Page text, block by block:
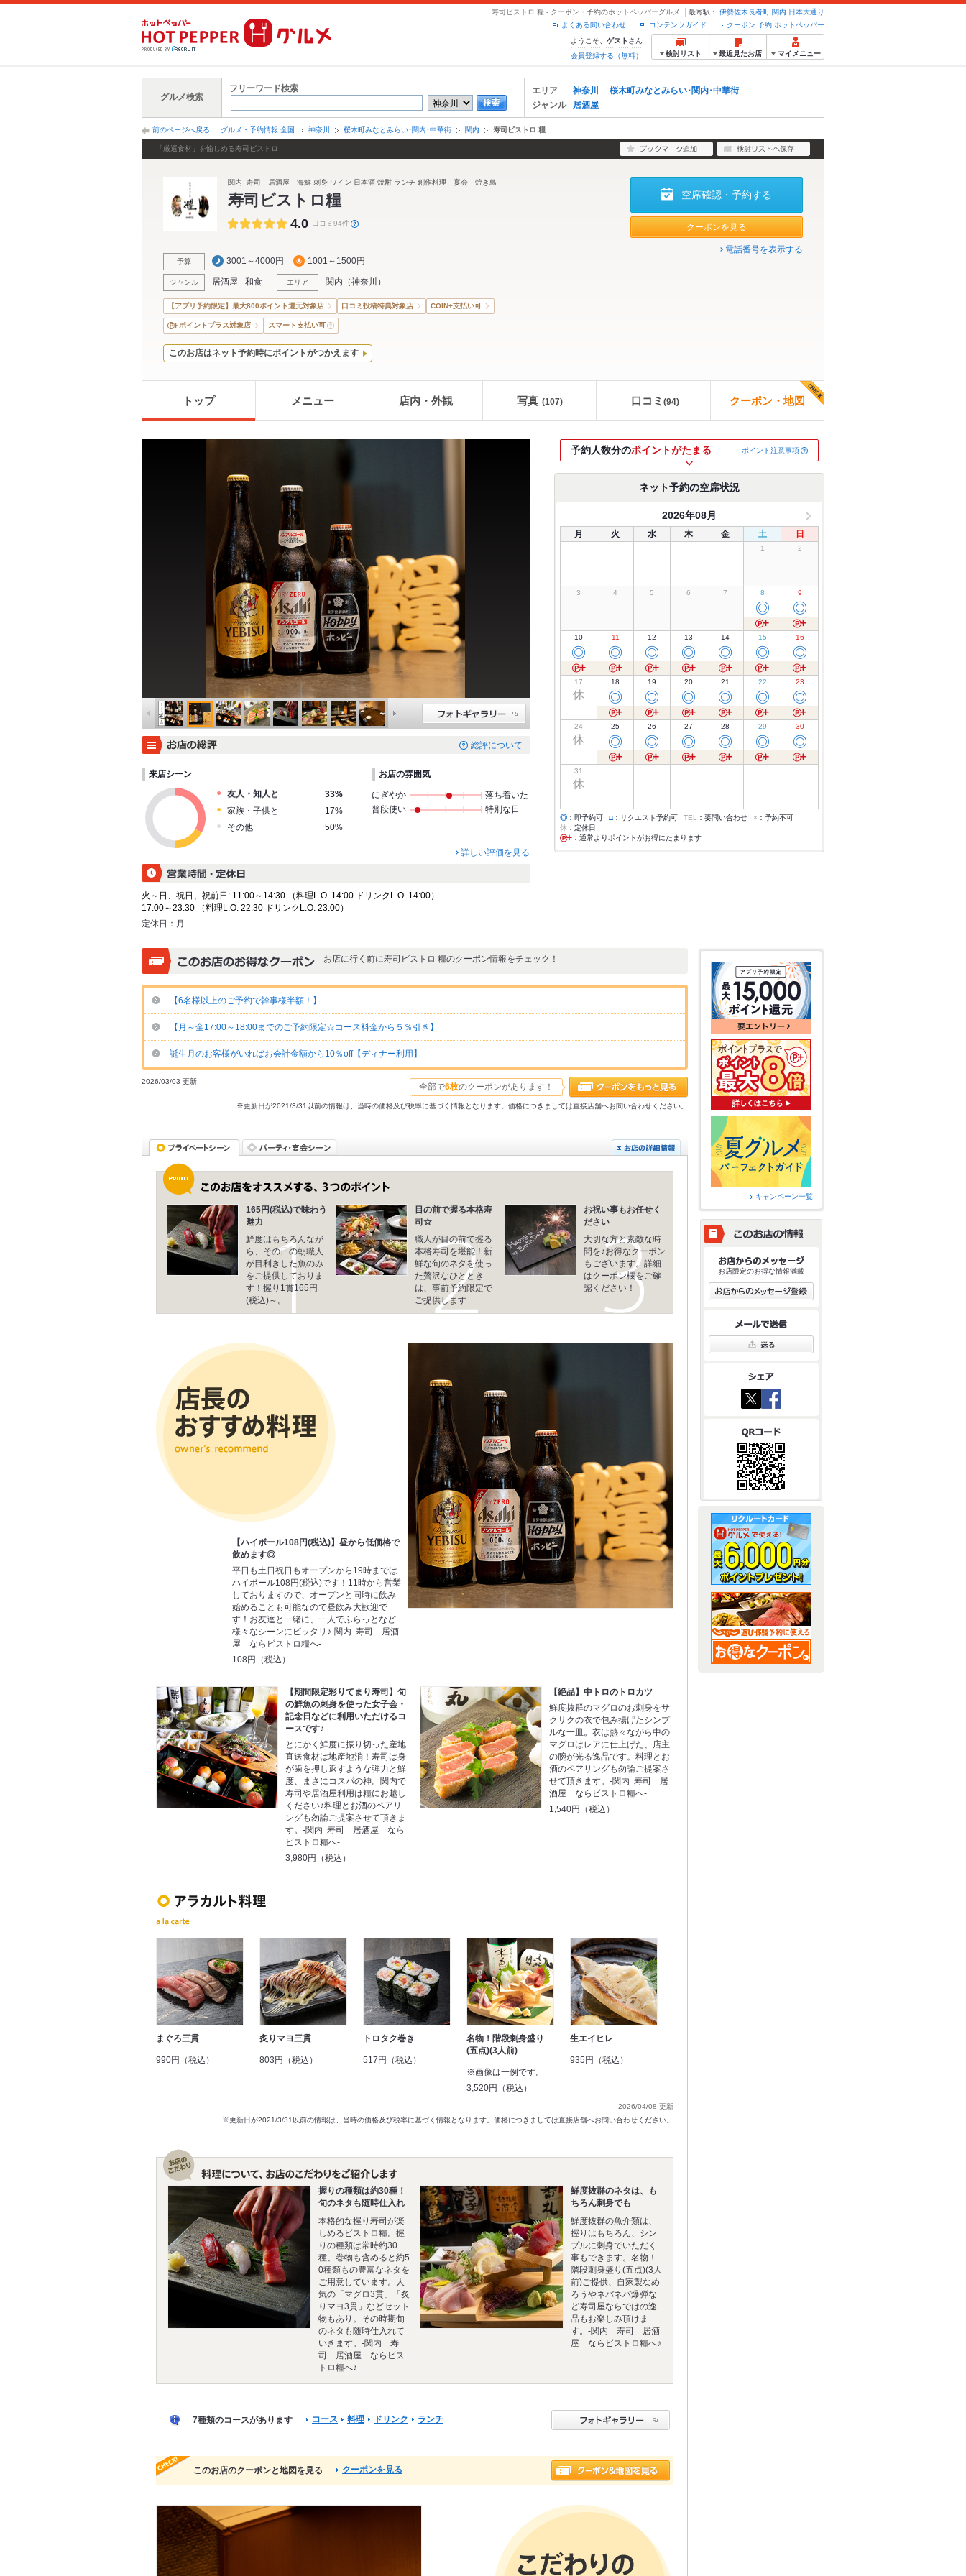
寿司ビストロ 糧 - クーポン・予約のホットペッパーグルメ 最寄駅： 伊勢佐木長者町 関内 日本大通り
クーポン 予約 ホットペッパー
コンテンツガイド
よくある問い合わせ
ようこそ、 ゲスト さん
会員登録する（無料）
検討リスト 最近見たお店 マイメニュー
グルメ検索
フリーワード検索 エリア 神奈川
桜木町みなとみらい･関内･中華街
ジャンル
居酒屋
前のページへ戻る グルメ・予約情報 全国 神奈川 桜木町みなとみらい･関内･中華街 関内 寿司ビストロ 糧
「厳選食材」を愉しめる寿司ビストロ
関内 寿司 居酒屋 海鮮 刺身 ワイン 日本酒 焼酎 ランチ 創作料理 宴会 焼き鳥
寿司ビストロ糧
4.0 口コミ94件
予算 3001～4000円 1001～1500円
ジャンル 居酒屋 和食 エリア 関内 （神奈川 ）
空席確認・予約する
クーポンを見る
電話番号を表示する
【アプリ予約限定】最大800ポイント還元対象店 口コミ投稿特典対象店 COIN+支払い可
ポイントプラス対象店 スマート支払い可
このお店はネット予約時にポイントがつかえます
トップ メニュー 店内・外観 写真 (107) 口コミ (94) クーポン・地図
総評について
来店シーン
友人・知人と
33%
家族・子供と
17%
その他
50%
お店の雰囲気
にぎやか
落ち着いた
普段使い
特別な日
詳しい評価を見る
火～日、祝日、祝前日: 11:00～14:30 （料理L.O. 14:00 ドリンクL.O. 14:00）
17:00～23:30 （料理L.O. 22:30 ドリンクL.O. 23:00）
定休日： 月
予約人数分のポイントがたまる ポイント注意事項
ネット予約の空席状況
2026年08月
月 火 水 木 金 土 日
1 2
3 4 5 6 7 8
◎
9
◎
10
◎
11
◎
12
◎
13
◎
14
◎
15
◎
16
◎
17
休
18
◎
19
◎
20
◎
21
◎
22
◎
23
◎
24
休
25
◎
26
◎
27
◎
28
◎
29
◎
30
◎
31
休
◎ ：即予約可 □ ：リクエスト予約可 TEL ：要問い合わせ × ：予約不可
休 ：定休日
：通常よりポイントがお得にたまります
お店に行く前に寿司ビストロ 糧のクーポン情報をチェック！
【6名様以上のご予約で幹事様半額！】
【月～金17:00～18:00までのご予約限定☆コース料金から５％引き】
誕生月のお客様がいればお会計金額から10％off【ディナー利用】
全部で6枚のクーポンがあります！
2026/03/03 更新
※更新日が2021/3/31以前の情報は、当時の価格及び税率に基づく情報となります。価格につきましては直接店舗へお問い合わせください。
165円(税込)で味わう
魅力
鮮度はもちろんなが
ら、その日の朝職人
が目利きした魚のみ
をご提供しておりま
す！握り1貫165円
(税込)～。
目の前で握る本格寿
司☆
職人が目の前で握る
本格寿司を堪能！新
鮮な旬のネタを使っ
た贅沢なひととき
は、事前予約限定で
ご提供します
お祝い事もお任せく
ださい
大切な方と素敵な時
間を♪お得なクーポン
もございます。詳細
はクーポン欄をご確
認ください！
【ハイボール108円(税込)】昼から低価格で
飲めます◎
平日も土日祝日もオープンから19時までは
ハイボール108円(税込)です！11時から営業
しておりますので、オープンと同時に飲み
始めることも可能なので昼飲み大歓迎で
す！お友達と一緒に、一人でふらっとなど
様々なシーンにピッタリ♪-関内 寿司 居酒
屋 ならビストロ糧へ-
108円（税込）
【期間限定彩りてまり寿司】旬
の鮮魚の刺身を使った女子会・
記念日などに利用いただけるコ
ースです♪
とにかく鮮度に振り切った産地
直送食材は地産地消！寿司は身
が歯を押し返すような弾力と鮮
度、まさにコスパの神。関内で
寿司や居酒屋利用は糧にお越し
ください♪料理とお酒のペアリ
ングも勿論ご提案させて頂きま
す。-関内 寿司 居酒屋 なら
ビストロ糧へ-
3,980円（税込）
【絶品】中トロのトロカツ
鮮度抜群のマグロのお刺身をサ
クサクの衣で包み揚げたシンプ
ルな一皿。衣は熱々ながら中の
マグロはレアに仕上げた、店主
の腕が光る逸品です。料理とお
酒のペアリングも勿論ご提案さ
せて頂きます。-関内 寿司 居
酒屋 ならビストロ糧へ-
1,540円（税込）
まぐろ三貫
990円（税込）
炙りマヨ三貫
803円（税込）
トロタク巻き
517円（税込）
名物！階段刺身盛り
(五点)(3人前)
※画像は一例です。
3,520円（税込）
生エイヒレ
935円（税込）
2026/04/08 更新
※更新日が2021/3/31以前の情報は、当時の価格及び税率に基づく情報となります。価格につきましては直接店舗へお問い合わせください。
握りの種類は約30種！
旬のネタも随時仕入れ
本格的な握り寿司が楽
しめるビストロ糧。握
りの種類は常時約30
種、巻物も含めると約5
0種類もの豊富なネタを
ご用意しています。人
気の「マグロ3貫」「炙
りマヨ3貫」などセット
物もあり。その時期旬
のネタも随時仕入れて
いきます。-関内 寿
司 居酒屋 ならビス
トロ糧へ♪-
鮮度抜群のネタは、も
ちろん刺身でも
鮮度抜群の魚介類は、
握りはもちろん、シン
プルに刺身でいただく
事もできます。名物！
階段刺身盛り(五点)(3人
前)ご提供、自家製なめ
ろうやネバネバ爆弾な
ど寿司屋ならではの逸
品もお楽しみ頂けま
す。-関内 寿司 居酒
屋 ならビストロ糧へ♪
-
7種類のコースがあります コース 料理 ドリンク ランチ
このお店のクーポンと地図を見る クーポンを見る
キャンペーン一覧
お店限定のお得な情報満載